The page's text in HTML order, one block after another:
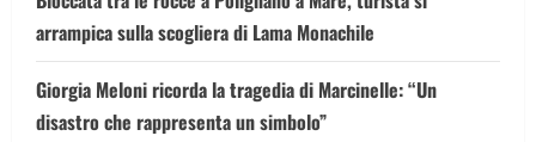
arrampica sulla scogliera di Lama Monachile
Giorgia Meloni ricorda la tragedia di Marcinelle: “Un
disastro che rappresenta un simbolo”